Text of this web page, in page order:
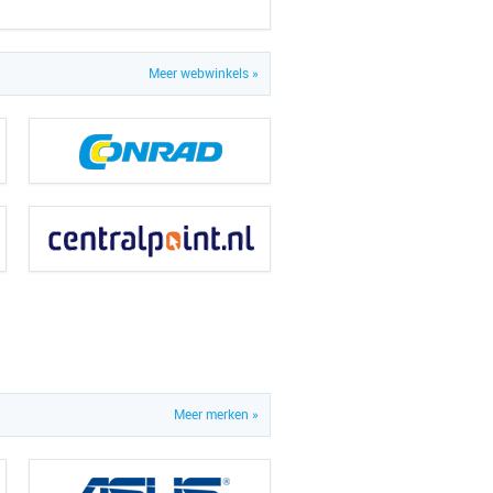
Meer webwinkels »
Meer merken »